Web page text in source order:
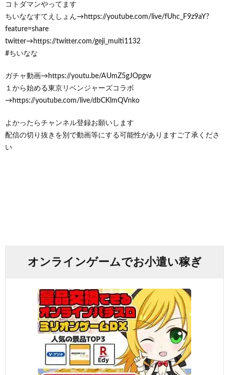
コトダマンやってます
ちいななすてえしょん→https://youtube.com/live/fUhc_F9z9aY?
feature=share
twitter→https://twitter.com/geji_multi1132
#ちいなな
ガチャ動画→https://youtu.be/AUmZ5gJOpgw
１から始める東京リベンジャーズコラボ
→https://youtube.com/live/dbCKlmQVnko
よかったらチャンネル登録お願いします
配信の切り抜きを別で動画等にする可能性がありますご了承くださ
い
オンラインゲームでお小遣い稼ぎ